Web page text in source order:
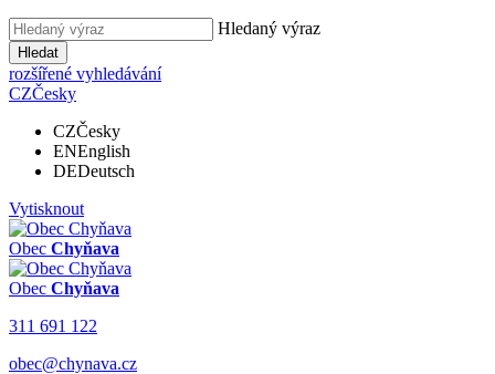
Hledaný výraz
Hledat
rozšířené vyhledávání
CZČesky
CZČesky
ENEnglish
DEDeutsch
Vytisknout
Obec Chyňava
Obec Chyňava
311 691 122
obec@chynava.cz